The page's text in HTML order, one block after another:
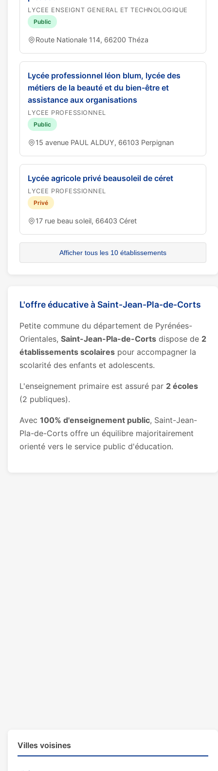
LYCEE ENSEIGNT GENERAL ET TECHNOLOGIQUE
Public
Route Nationale 114, 66200 Théza
Lycée professionnel léon blum, lycée des
métiers de la beauté et du bien-être et
assistance aux organisations
LYCEE PROFESSIONNEL
Public
15 avenue PAUL ALDUY, 66103 Perpignan
Lycée agricole privé beausoleil de céret
LYCEE PROFESSIONNEL
Privé
17 rue beau soleil, 66403 Céret
Afficher tous les 10 établissements
L'offre éducative à Saint-Jean-Pla-de-Corts
Petite commune du département de Pyrénées-
Orientales, Saint-Jean-Pla-de-Corts dispose de 2
établissements scolaires pour accompagner la
scolarité des enfants et adolescents.
L'enseignement primaire est assuré par 2 écoles
(2 publiques).
Avec 100% d'enseignement public, Saint-Jean-
Pla-de-Corts offre un équilibre majoritairement
orienté vers le service public d'éducation.
Villes voisines